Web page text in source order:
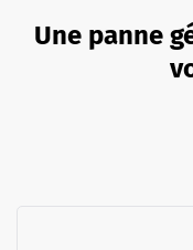
Une panne